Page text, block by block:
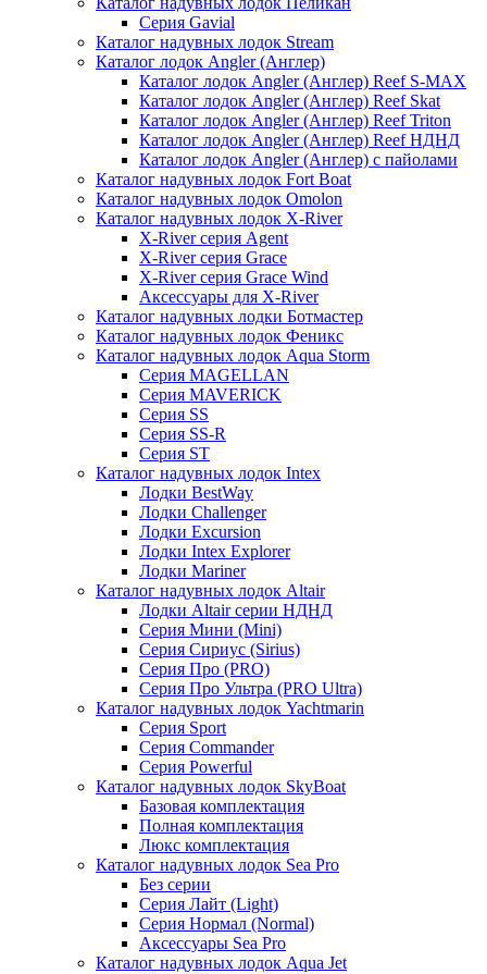
Серия Gavial
Каталог надувных лодок Stream
Каталог лодок Angler (Англер)
Каталог лодок Angler (Англер) Reef S-MAX
Каталог лодок Angler (Англер) Reef Skat
Каталог лодок Angler (Англер) Reef Triton
Каталог лодок Angler (Англер) Reef НДНД
Каталог лодок Angler (Англер) с пайолами
Каталог надувных лодок Fort Boat
Каталог надувных лодок Omolon
Каталог надувных лодок X-River
X-River серия Agent
X-River серия Grace
X-River серия Grace Wind
Аксессуары для X-River
Каталог надувных лодки Ботмастер
Каталог надувных лодок Феникc
Каталог надувных лодок Aqua Storm
Серия MAGELLAN
Серия MAVERICK
Серия SS
Серия SS-R
Серия ST
Каталог надувных лодок Intex
Лодки BestWay
Лодки Challenger
Лодки Excursion
Лодки Intex Explorer
Лодки Mariner
Каталог надувных лодок Altair
Лодки Altair серии НДНД
Серия Мини (Mini)
Серия Сириус (Sirius)
Серия Про (PRO)
Серия Про Ультра (PRO Ultra)
Каталог надувных лодок Yachtmarin
Серия Sport
Серия Commander
Серия Powerful
Каталог надувных лодок SkyBoat
Базовая комплектация
Полная комплектация
Люкс комплектация
Каталог надувных лодок Sea Pro
Без серии
Серия Лайт (Light)
Серия Нормал (Normal)
Аксессуары Sea Pro
Каталог надувных лодок Aqua Jet